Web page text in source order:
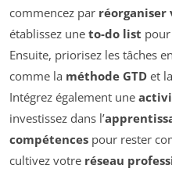
commencez par
établissez une to-do list
Ensuite, priorisez les tâches
comme la méthode GTD et la
Intégrez également une
investissez dans l’
compétences pour rester
cultivez votre réseau